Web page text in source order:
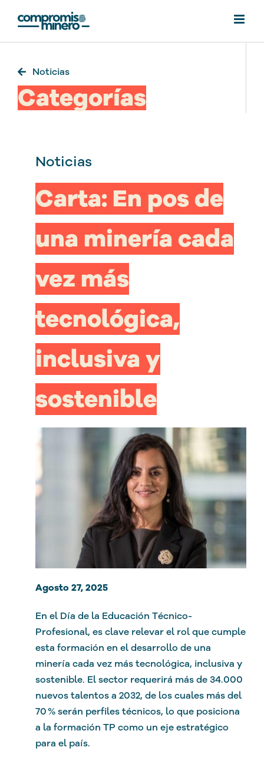
contenido
Noticias
Categorías
Noticias
Carta: En pos de
una minería cada
vez más
tecnológica,
inclusiva y
sostenible
Agosto 27, 2025
En el Día de la Educación Técnico-
Profesional, es clave relevar el rol que cumple
esta formación en el desarrollo de una
minería cada vez más tecnológica, inclusiva y
sostenible. El sector requerirá más de 34.000
nuevos talentos a 2032, de los cuales más del
70 % serán perfiles técnicos, lo que posiciona
a la formación TP como un eje estratégico
para el país.